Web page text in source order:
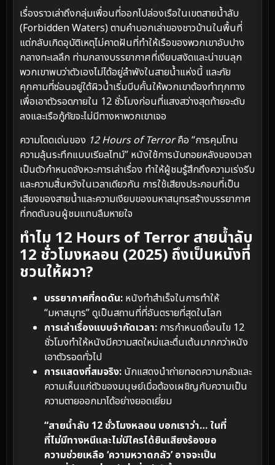
เรื่องราวเล่าถึงกลุ่มเพื่อนที่ออกไปล่องเรือในเขตสายน้ำลับ
(Forbidden Waters) ตามคำบอกเล่าของชาวบ้านในพื้นที่
แต่กลับเกิดอุบัติเหตุไม่คาดฝันที่ทำให้เรือของพวกเขาอับปาง
กลางทะเลลึก ท่ามกลางบรรยากาศที่เงียบสงัดและน่าขนลุก
พวกเขาพบว่าตัวเองไม่ได้อยู่ลำพังในสายน้ำแห่งนี้ และภัย
คุกคามที่ซ่อนอยู่ใต้ผิวน้ำเริ่มบีบคั้นให้พวกเขาต้องทำทุกทาง
เพื่อเอาตัวรอดภายใน 12 ชั่วโมงก่อนที่แสงสว่างสุดท้ายจะดับ
ลงและเรือกู้ภัยจะไม่มีทางหาพวกเขาเจอ
ความโดดเด่นของ 12 Hours of Terrorคือ “การคุมโทน
ความลุ้นระทึกแบบเรียลไทม์” หนังใช้การนับถอยหลังของเวลา
เป็นตัวกำหนดจังหวะการเล่าเรื่อง ทำให้ผู้ชมรู้สึกถึงความเร่งรีบ
และความสิ้นหวังในเวลาเดียวกัน การใช้เสียงประกอบที่เป็น
เสียงของสายน้ำและความเงียบของมหาสมุทรสร้างบรรยากาศ
ที่กดดันจนผู้ชมแทบลืมหายใจ
ทำไม 12 Hours of Terror สายน้ำลับ
12 ชั่วโมงหลอน (2025) ถึงเป็นหนังที่
ชวนให้ผวา?
บรรยากาศที่กดดัน: หนังทำสำเร็จในการทำให้
“มหาสมุทร” ดูเป็นสถานที่ที่อันตรายที่สุดในโลก
การเล่าเรื่องแบบจำกัดเวลา: การกำหนดเงื่อนไข 12
ชั่วโมงทำให้หนังมีความสดใหม่และตื่นเต้นมากกว่าหนัง
เอาตัวรอดทั่วไป
การแสดงที่สมจริง: นักแสดงนำถ่ายทอดความกลัวและ
ความเห็นแก่ตัวของมนุษย์เมื่อต้องเผชิญกับความเป็น
ความตายออกมาได้อย่างยอดเยี่ยม
“สายน้ำลับ 12 ชั่วโมงหลอน บอกเราว่า… ในที่
ที่ไม่มีทางหนีและไม่มีใครได้ยินเสียงร้องขอ
ความช่วยเหลือ ‘ความหวาดกลัว’ อาจจะเป็น